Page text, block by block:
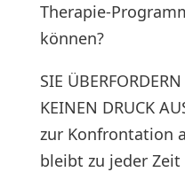
Therapie-
können?
SIE
KEINEN DRUCK
zur Konfrontation
bleibt zu jeder